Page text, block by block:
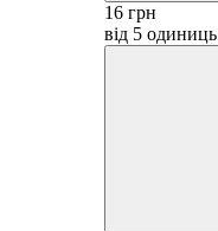
16 грн
від 5 одиниць